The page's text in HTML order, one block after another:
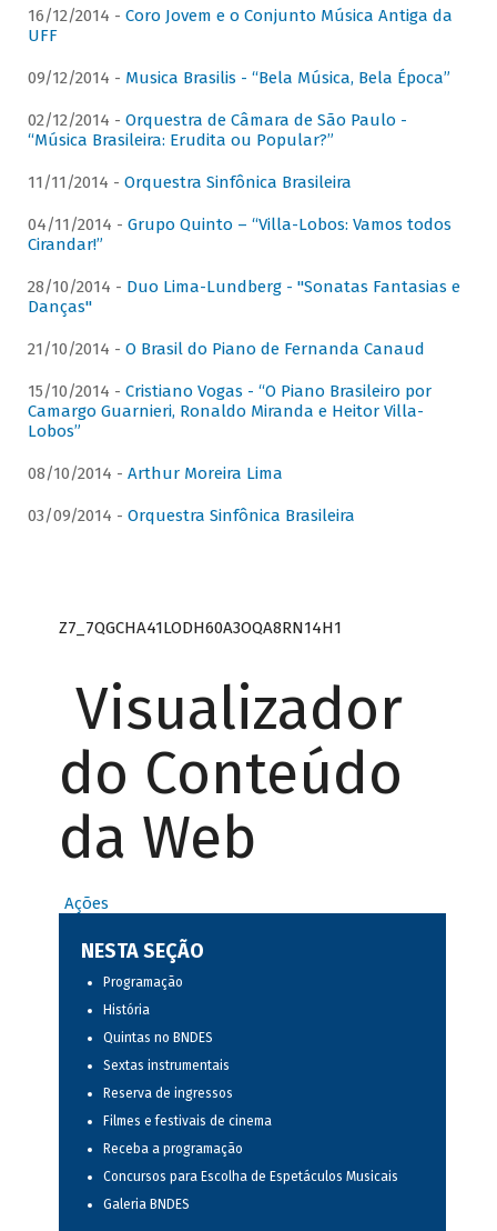
16/12/2014 - Coro Jovem e o Conjunto Música Antiga da
UFF
09/12/2014 - Musica Brasilis - “Bela Música, Bela Época”
02/12/2014 - Orquestra de Câmara de São Paulo -
“Música Brasileira: Erudita ou Popular?”
11/11/2014 - Orquestra Sinfônica Brasileira
04/11/2014 - Grupo Quinto – “Villa-Lobos: Vamos todos
Cirandar!”
28/10/2014 - Duo Lima-Lundberg - "Sonatas Fantasias e
Danças"
21/10/2014 - O Brasil do Piano de Fernanda Canaud
15/10/2014 - Cristiano Vogas - “O Piano Brasileiro por
Camargo Guarnieri, Ronaldo Miranda e Heitor Villa-
Lobos”
08/10/2014 - Arthur Moreira Lima
03/09/2014 - Orquestra Sinfônica Brasileira
Z7_7QGCHA41LODH60A3OQA8RN14H1
Visualizador
do Conteúdo
da Web
Ações
NESTA SEÇÃO
Programação
História
Quintas no BNDES
Sextas instrumentais
Reserva de ingressos
Filmes e festivais de cinema
Receba a programação
Concursos para Escolha de Espetáculos Musicais
Galeria BNDES